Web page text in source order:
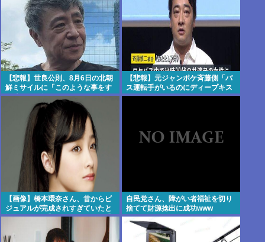
【悲報】世良公則、8月6日の北朝
鮮ミサイルに「このような事をす
る隣国」と怒りか
【悲報】元ジャンポケ斉藤側「バ
ス運転手がいるのにディープキス
なんてできない」
【画像】橋本環奈さん、昔からビ
ジュアルが完成されすぎていたと
話題にwww 【Pickup07091609】
自民党さん、障がい者福祉を切り
捨てて財源捻出に成功www